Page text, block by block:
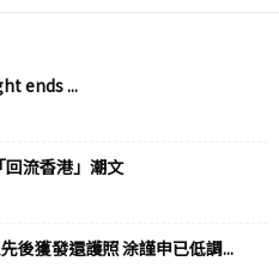
ends ...
回流香港」潮文
後獲發還護照 涂謹申已低調...